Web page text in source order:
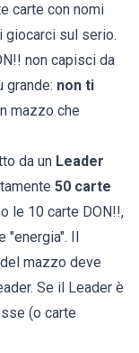
carte con nomi
giocarci sul serio.
non capisci da
grande: non ti
mazzo che
da un Leader
50 carte
le 10 carte DON!!,
"energia". Il
mazzo deve
Se il Leader è
(o carte